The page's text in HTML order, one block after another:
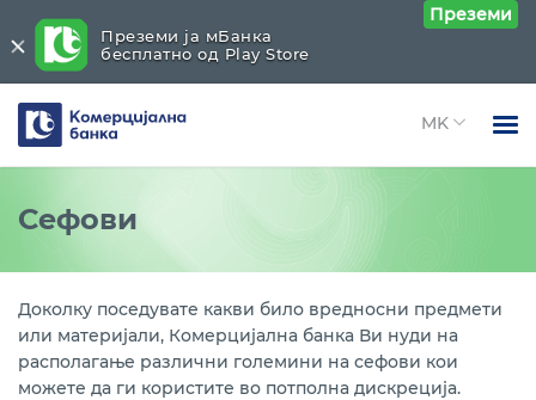
Open
За нас
Блог
Close submenu (Останато)
Депозити - денарски и девизни
Осигурување
Комерцијална
банка
Сефови
Доколку поседувате какви било вредносни предмети
или материјали, Комерцијална банка Ви нуди на
располагање различни големини на сефови кои
можете да ги користите во потполна дискреција.
Преземи ја мБанка
бесплатно од Play Store
Преземи